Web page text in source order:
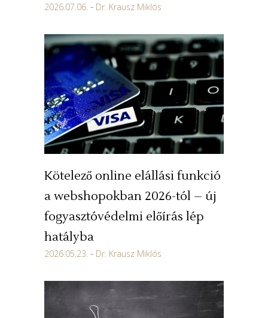
2026.07.06. Dr. Krausz Miklós
Kötelező online elállási funkció
a webshopokban 2026-tól – új
fogyasztóvédelmi előírás lép
hatályba
2026.05.23. Dr. Krausz Miklós